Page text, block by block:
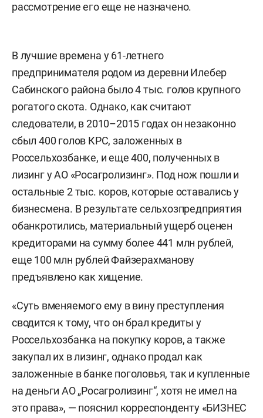
рассмотрение его еще не назначено.
В лучшие времена у 61-летнего
предпринимателя родом из деревни Илебер
Сабинского района было 4 тыс. голов крупного
рогатого скота. Однако, как считают
следователи, в 2010–2015 годах он незаконно
сбыл 400 голов КРС, заложенных в
Россельхозбанке, и еще 400, полученных в
лизинг у АО «Росагролизинг». Под нож пошли и
остальные 2 тыс. коров, которые оставались у
бизнесмена. В результате сельхозпредприятия
обанкротились, материальный ущерб оценен
кредиторами на сумму более 441 млн рублей,
еще 100 млн рублей Файзерахманову
предъявлено как хищение.
«Суть вменяемого ему в вину преступления
сводится к тому, что он брал кредиты у
Россельхозбанка на покупку коров, а также
закупал их в лизинг, однако продал как
заложенные в банке поголовья, так и купленные
на деньги АО „Росагролизинг“, хотя не имел на
это права», — пояснил корреспонденту «БИЗНЕС